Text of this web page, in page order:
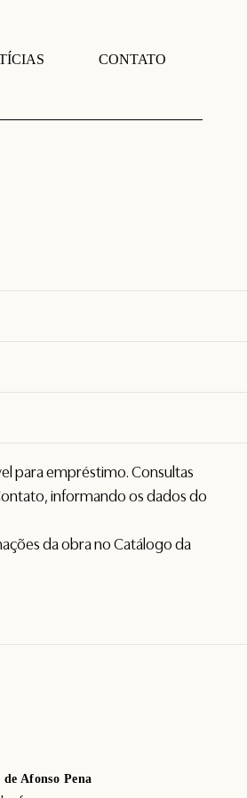
CONTATO
para empréstimo. Consultas
, informando os dados do
da obra no Catálogo da
Afonso Pena